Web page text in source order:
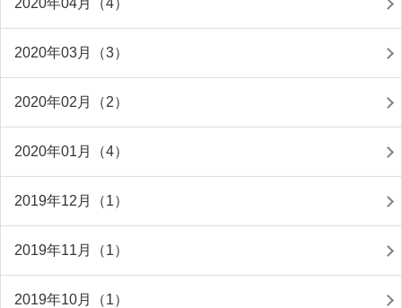
2020年04月（4）
2020年03月（3）
2020年02月（2）
2020年01月（4）
2019年12月（1）
2019年11月（1）
2019年10月（1）